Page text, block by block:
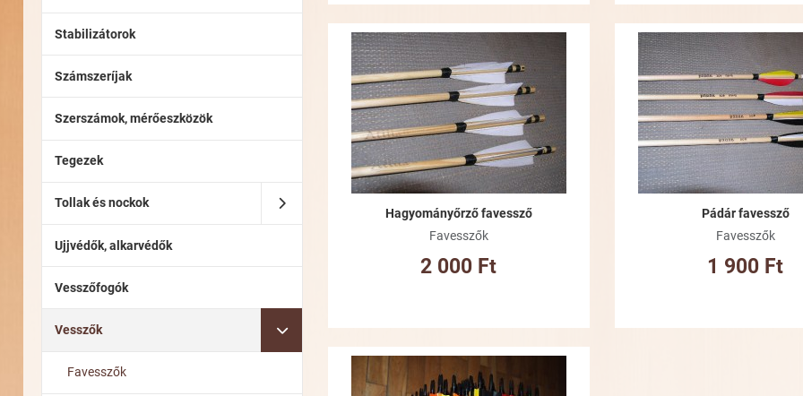
Stabilizátorok
Számszeríjak
Szerszámok, mérőeszközök
Tegezek
Tollak és nockok
Ujjvédők, alkarvédők
Vesszőfogók
Vesszők
Favesszők
Kívánságlistához adom
Összehasonlításhoz adom
Gyorsnézet
Hagyományőrző favessző
Favesszők
2 000 Ft
Pádár favessző
Favesszők
1 900 Ft